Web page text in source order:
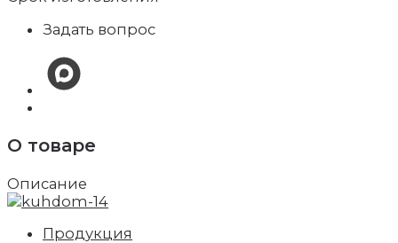
Задать вопрос
О товаре
Описание
Продукция